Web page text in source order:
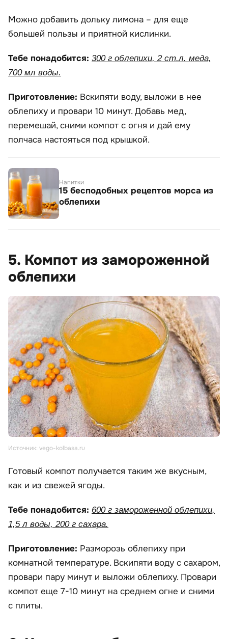
Можно добавить дольку лимона – для еще
большей пользы и приятной кислинки.
Тебе понадобится: 300 г облепихи, 2 ст.л. меда,
700 мл воды.
Приготовление: Вскипяти воду, выложи в нее
облепиху и провари 10 минут. Добавь мед,
перемешай, сними компот с огня и дай ему
полчаса настояться под крышкой.
Напитки
15 бесподобных рецептов морса из
облепихи
5. Компот из замороженной
облепихи
Источник: vego-kolbasa.ru
Готовый компот получается таким же вкусным,
как и из свежей ягоды.
Тебе понадобится: 600 г замороженной облепихи,
1,5 л воды, 200 г сахара.
Приготовление: Разморозь облепиху при
комнатной температуре. Вскипяти воду с сахаром,
провари пару минут и выложи облепиху. Провари
компот еще 7-10 минут на среднем огне и сними
с плиты.